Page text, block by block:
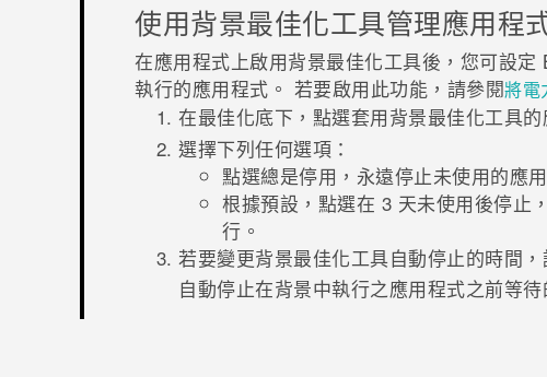
使用背景最佳化工具管理應用程
在應用程式上啟用背景最佳化工具後，您可設定
執行的應用程式。 若要啟用此功能，請參閱將電
在最佳化底下，點選套用背景最佳化工具
選擇下列任何選項：
點選總是停用 ，永遠停止未使用的應
根據預設，點選在 3 天未使用後停止
行。
若要變更背景最佳化工具自動停止的時間
自動停止在背景中執行之應用程式之前等待